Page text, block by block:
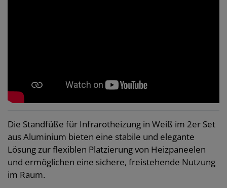
Die Standfüße für Infrarotheizung in Weiß im 2er Set
aus Aluminium bieten eine stabile und elegante
Lösung zur flexiblen Platzierung von Heizpaneelen
und ermöglichen eine sichere, freistehende Nutzung
im Raum.